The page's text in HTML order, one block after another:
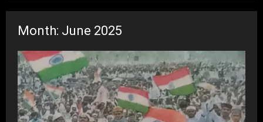
Month: June 2025